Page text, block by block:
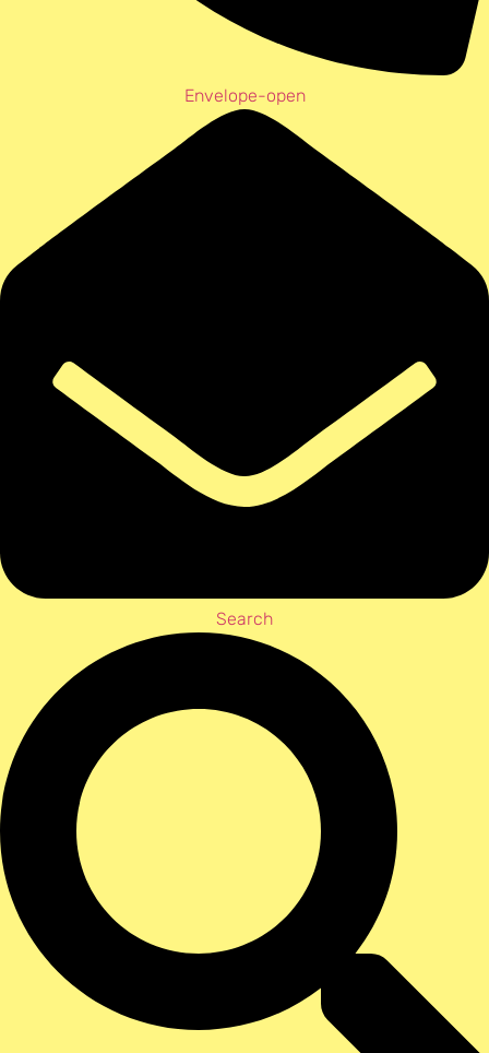
Envelope-open
Search